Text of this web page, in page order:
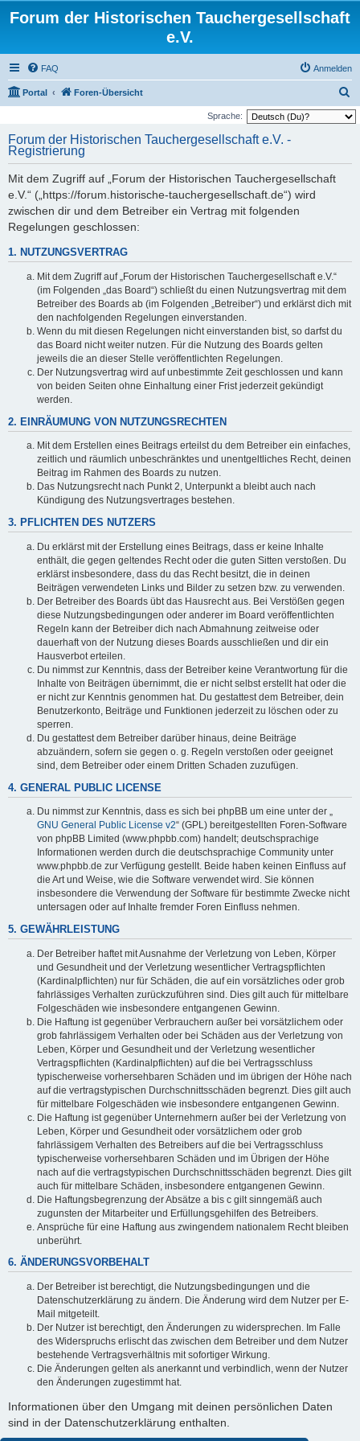
Forum der Historischen Tauchergesellschaft
e.V.
FAQ Anmelden
Portal Foren-Übersicht
u
Sprache:
Forum der Historischen Tauchergesellschaft e.V. -
Registrierung
Mit dem Zugriff auf „Forum der Historischen Tauchergesellschaft
e.V.“ („https://forum.historische-tauchergesellschaft.de“) wird
zwischen dir und dem Betreiber ein Vertrag mit folgenden
Regelungen geschlossen:
1. NUTZUNGSVERTRAG
Mit dem Zugriff auf „Forum der Historischen Tauchergesellschaft e.V.“
(im Folgenden „das Board“) schließt du einen Nutzungsvertrag mit dem
Betreiber des Boards ab (im Folgenden „Betreiber“) und erklärst dich mit
den nachfolgenden Regelungen einverstanden.
Wenn du mit diesen Regelungen nicht einverstanden bist, so darfst du
das Board nicht weiter nutzen. Für die Nutzung des Boards gelten
jeweils die an dieser Stelle veröffentlichten Regelungen.
Der Nutzungsvertrag wird auf unbestimmte Zeit geschlossen und kann
von beiden Seiten ohne Einhaltung einer Frist jederzeit gekündigt
werden.
2. EINRÄUMUNG VON NUTZUNGSRECHTEN
Mit dem Erstellen eines Beitrags erteilst du dem Betreiber ein einfaches,
zeitlich und räumlich unbeschränktes und unentgeltliches Recht, deinen
Beitrag im Rahmen des Boards zu nutzen.
Das Nutzungsrecht nach Punkt 2, Unterpunkt a bleibt auch nach
Kündigung des Nutzungsvertrages bestehen.
3. PFLICHTEN DES NUTZERS
Du erklärst mit der Erstellung eines Beitrags, dass er keine Inhalte
enthält, die gegen geltendes Recht oder die guten Sitten verstoßen. Du
erklärst insbesondere, dass du das Recht besitzt, die in deinen
Beiträgen verwendeten Links und Bilder zu setzen bzw. zu verwenden.
Der Betreiber des Boards übt das Hausrecht aus. Bei Verstößen gegen
diese Nutzungsbedingungen oder anderer im Board veröffentlichten
Regeln kann der Betreiber dich nach Abmahnung zeitweise oder
dauerhaft von der Nutzung dieses Boards ausschließen und dir ein
Hausverbot erteilen.
Du nimmst zur Kenntnis, dass der Betreiber keine Verantwortung für die
Inhalte von Beiträgen übernimmt, die er nicht selbst erstellt hat oder die
er nicht zur Kenntnis genommen hat. Du gestattest dem Betreiber, dein
Benutzerkonto, Beiträge und Funktionen jederzeit zu löschen oder zu
sperren.
Du gestattest dem Betreiber darüber hinaus, deine Beiträge
abzuändern, sofern sie gegen o. g. Regeln verstoßen oder geeignet
sind, dem Betreiber oder einem Dritten Schaden zuzufügen.
4. GENERAL PUBLIC LICENSE
Du nimmst zur Kenntnis, dass es sich bei phpBB um eine unter der „
GNU General Public License v2“ (GPL) bereitgestellten Foren-Software
von phpBB Limited (www.phpbb.com) handelt; deutschsprachige
Informationen werden durch die deutschsprachige Community unter
www.phpbb.de zur Verfügung gestellt. Beide haben keinen Einfluss auf
die Art und Weise, wie die Software verwendet wird. Sie können
insbesondere die Verwendung der Software für bestimmte Zwecke nicht
untersagen oder auf Inhalte fremder Foren Einfluss nehmen.
5. GEWÄHRLEISTUNG
Der Betreiber haftet mit Ausnahme der Verletzung von Leben, Körper
und Gesundheit und der Verletzung wesentlicher Vertragspflichten
(Kardinalpflichten) nur für Schäden, die auf ein vorsätzliches oder grob
fahrlässiges Verhalten zurückzuführen sind. Dies gilt auch für mittelbare
Folgeschäden wie insbesondere entgangenen Gewinn.
Die Haftung ist gegenüber Verbrauchern außer bei vorsätzlichem oder
grob fahrlässigem Verhalten oder bei Schäden aus der Verletzung von
Leben, Körper und Gesundheit und der Verletzung wesentlicher
Vertragspflichten (Kardinalpflichten) auf die bei Vertragsschluss
typischerweise vorhersehbaren Schäden und im übrigen der Höhe nach
auf die vertragstypischen Durchschnittsschäden begrenzt. Dies gilt auch
für mittelbare Folgeschäden wie insbesondere entgangenen Gewinn.
Die Haftung ist gegenüber Unternehmern außer bei der Verletzung von
Leben, Körper und Gesundheit oder vorsätzlichem oder grob
fahrlässigem Verhalten des Betreibers auf die bei Vertragsschluss
typischerweise vorhersehbaren Schäden und im Übrigen der Höhe
nach auf die vertragstypischen Durchschnittsschäden begrenzt. Dies gilt
auch für mittelbare Schäden, insbesondere entgangenen Gewinn.
Die Haftungsbegrenzung der Absätze a bis c gilt sinngemäß auch
zugunsten der Mitarbeiter und Erfüllungsgehilfen des Betreibers.
Ansprüche für eine Haftung aus zwingendem nationalem Recht bleiben
unberührt.
6. ÄNDERUNGSVORBEHALT
Der Betreiber ist berechtigt, die Nutzungsbedingungen und die
Datenschutzerklärung zu ändern. Die Änderung wird dem Nutzer per E-
Mail mitgeteilt.
Der Nutzer ist berechtigt, den Änderungen zu widersprechen. Im Falle
des Widerspruchs erlischt das zwischen dem Betreiber und dem Nutzer
bestehende Vertragsverhältnis mit sofortiger Wirkung.
Die Änderungen gelten als anerkannt und verbindlich, wenn der Nutzer
den Änderungen zugestimmt hat.
Informationen über den Umgang mit deinen persönlichen Daten
sind in der Datenschutzerklärung enthalten.